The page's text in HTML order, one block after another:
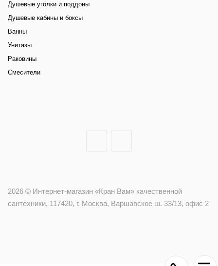
Душевые уголки и поддоны
Душевые кабины и боксы
Ванны
Унитазы
Раковины
Смесители
2026 © Интернет-магазин «Кран Вам» качественной
сантехники, 117420, г. Москва, Варшавское ш. 33/13, офис 2